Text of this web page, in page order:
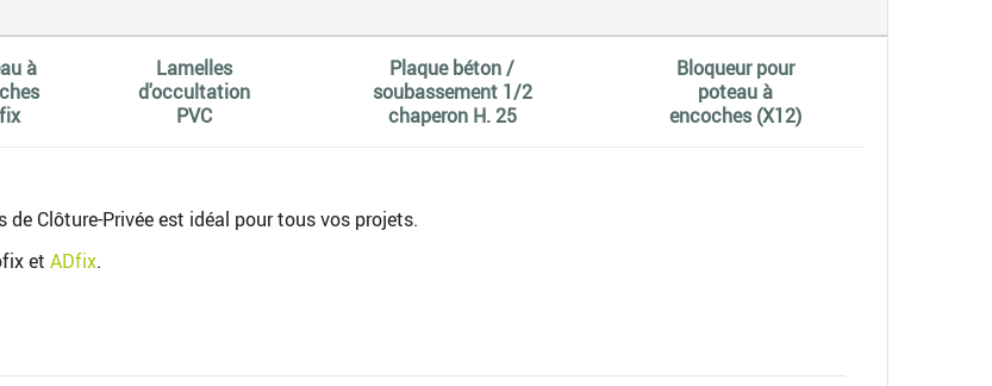
à
Lamelles
d'occultation
PVC
Plaque béton /
soubassement 1/2
chaperon H. 25
Bloqueur pour
poteau à
encoches (X12)
Clôture-Privée est idéal pour tous vos projets.
et ADfix.